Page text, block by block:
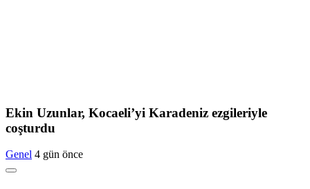
Ekin Uzunlar, Kocaeli’yi Karadeniz ezgileriyle
coşturdu
Genel 4 gün önce